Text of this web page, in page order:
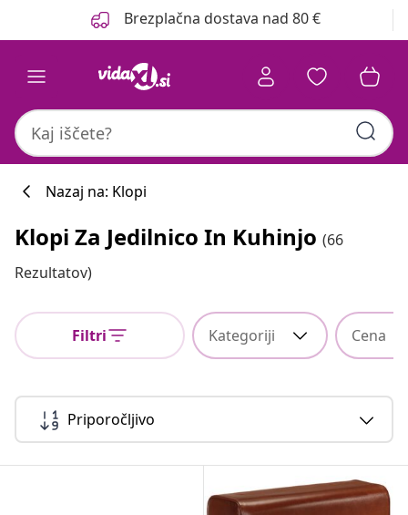
Brezplačna dostava nad 80 €
Nazaj na: Klopi
Klopi Za Jedilnico In Kuhinjo (66
Rezultatov)
Filtri Kategoriji Cena
Priporočljivo